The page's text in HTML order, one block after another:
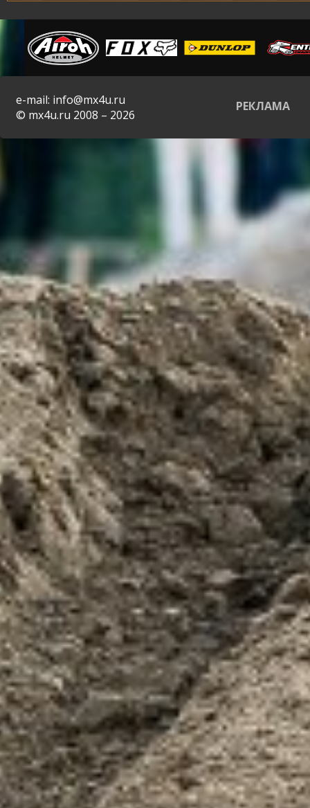
e-mail: info@mx4u.ru
© mx4u.ru 2008 – 2026
РЕКЛАМА